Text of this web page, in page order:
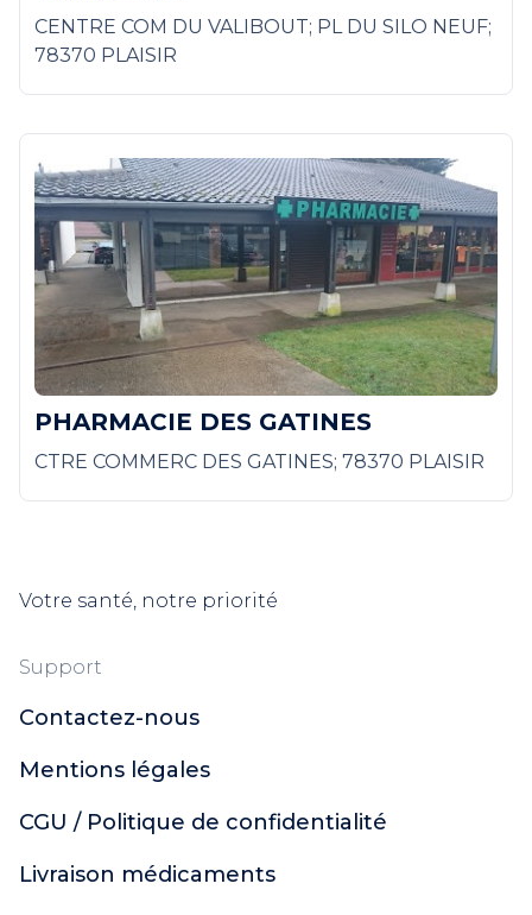
CENTRE COM DU VALIBOUT; PL DU SILO NEUF;
78370 PLAISIR
PHARMACIE DES GATINES
CTRE COMMERC DES GATINES; 78370 PLAISIR
Votre santé, notre priorité
Support
Contactez-nous
Mentions légales
CGU / Politique de confidentialité
Livraison médicaments